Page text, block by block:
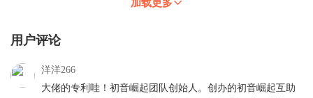
加载更多
用户评论
洋洋266
大佬的专利哇！初音崛起团队创始人。创办的初音崛起互助